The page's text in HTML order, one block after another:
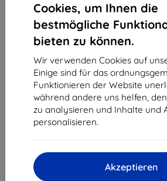
Cookies, um Ihnen die
bestmögliche
bieten zu können.
Wir verwenden Cookies auf
Einige sind für das
Funktionieren der Website
während andere uns helfen,
zu analysieren und Inhalte und
personalisieren.
Akzeptieren
Shield-Sk s.r.o.
Ulica Rudolfa Mocka 3750/2A
841 04 Bratislava
Unternehmens-ID:46701494
USt-IdNr.:SK2023549671
info@top4mobile.eu